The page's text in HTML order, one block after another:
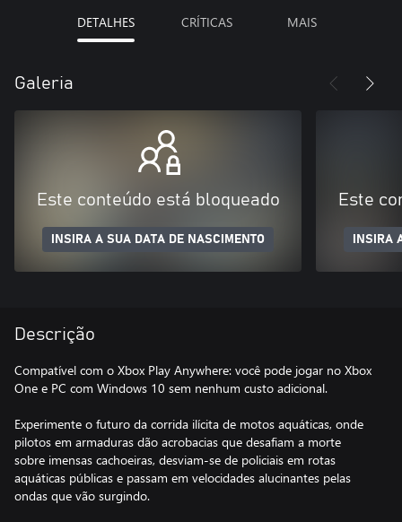
DETALHES CRÍTICAS MAIS
Galeria
Este conteúdo está bloqueado
INSIRA A SUA DATA DE NASCIMENTO
Este
INSIRA
Descrição
Compatível com o Xbox Play Anywhere: você pode jogar no Xbox
One e PC com Windows 10 sem nenhum custo adicional.
Experimente o futuro da corrida ilícita de motos aquáticas, onde
pilotos em armaduras dão acrobacias que desafiam a morte
sobre imensas cachoeiras, desviam-se de policiais em rotas
aquáticas públicas e passam em velocidades alucinantes pelas
ondas que vão surgindo.